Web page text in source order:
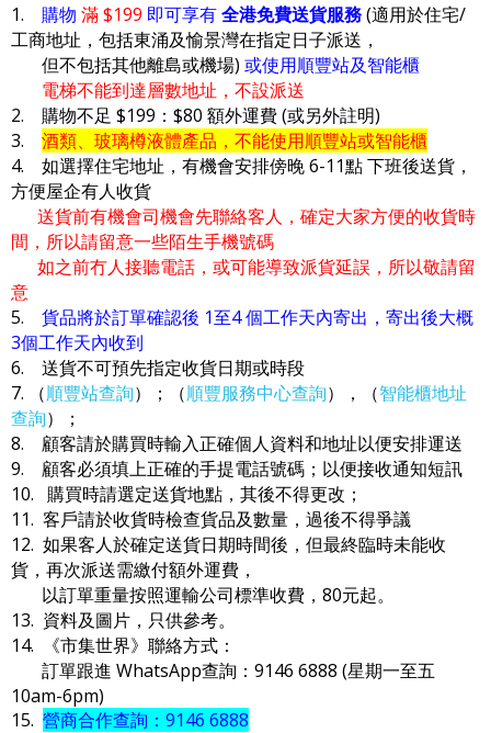
1. 購物 滿 $199 即可享有全港免費送貨服務(適用於住宅/
工商地址，包括東涌及愉景灣在指定日子派送，
但不包括其他離島或機場) 或使用順豐站及智能櫃
電梯不能到達層數地址，不設派送
2. 購物不足 $199：$80 額外運費 (或另外註明)
3. 酒類、玻璃樽液體產品，不能使用順豐站或智能櫃
4. 如選擇住宅地址，有機會安排傍晚 6-11點 下班後送貨，
方便屋企有人收貨
送貨前有機會司機會先聯絡客人，確定大家方便的收貨時
間，所以請留意一些陌生手機號碼
如之前冇人接聽電話，或可能導致派貨延誤，所以敬請留
意
5. 貨品將於訂單確認後 1至4 個工作天內寄出，寄出後大概
3個工作天內收到
6. 送貨不可預先指定收貨日期或時段
7. （順豐站查詢）；（順豐服務中心查詢），（智能櫃地址
查詢）；
8. 顧客請於購買時輸入正確個人資料和地址以便安排運送
9. 顧客必須填上正確的手提電話號碼；以便接收通知短訊
10. 購買時請選定送貨地點，其後不得更改；
11. 客戶請於收貨時檢查貨品及數量，過後不得爭議
12. 如果客人於確定送貨日期時間後，但最終臨時未能收
貨，再次派送需繳付額外運費，
以訂單重量按照運輸公司標準收費，80元起。
13. 資料及圖片，只供參考。
14. 《市集世界》聯絡方式：
訂單跟進 WhatsApp查詢：9146 6888 (星期一至五
10am-6pm)
15. 營商合作查詢：9146 6888